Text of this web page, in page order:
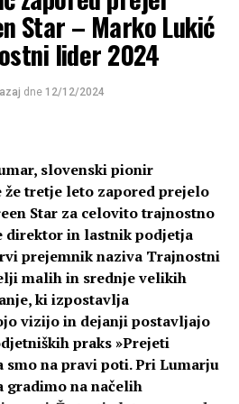
poudarjanja kulturne
razvijati nove prostorske
oblikam obiskovanja in
priložnost za
agroturizem prerasel v
dejavnost, ponujajo nacionalna
eden najizrazitejših primerov,
postal pomemben dejavnik
desetletja soočajo z
Pojav, znan kot
številne notranje regije
zaradi boljših
v večja mesta.
Vajglje poudaril, da je
trajnostne mobilnosti in
emisij toplogrednih
za okolje, podnebje in
celostnih prometnih
tudi kolesarstvo,«je dejal in
za nakup električnih koles.
v službo je odličen primer
podjetij in posameznikov.
korak bližje k čistejšemu
življenju.«
Star – Marko Lukić
lider 2024
dne 12/12/2024
slovenski pionir
tretje leto zapored prejelo
Star za celovito trajnostno
direktor in lastnik podjetja
prejemnik naziva Trajnostni
malih in srednje velikih
ki izpostavlja
vizijo in dejanji postavljajo
praks »Prejeti
na pravi poti. Pri Lumarju
gradimo na načelih